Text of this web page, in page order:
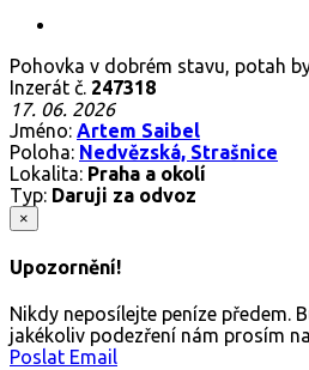
Pohovka v dobrém stavu, potah
Inzerát č. 247318
17. 06. 2026
Jméno: Artem Saibel
Poloha: Nedvězská, Strašnice
Lokalita: Praha a okolí
Typ: Daruji za odvoz
×
Upozornění!
Nikdy neposílejte peníze předem.
jakékoliv podezření nám prosím
Poslat Email